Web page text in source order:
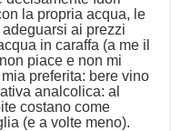
la propria acqua, le
ai prezzi
in caraffa (a me il
piace e non mi
preferita: bere vino
analcolica: al
costano come
(e a volte meno).